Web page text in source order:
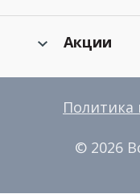
Акции
Политика
© 2026